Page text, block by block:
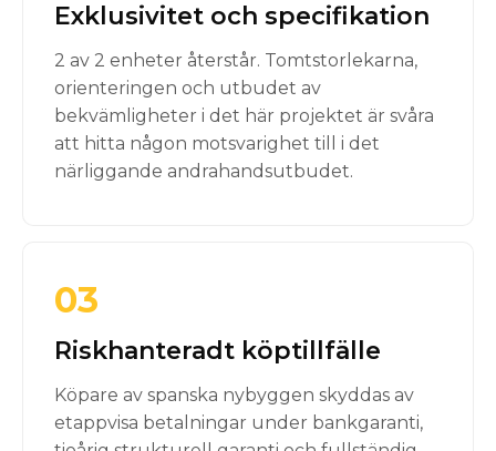
Exklusivitet och specifikation
2 av 2 enheter återstår. Tomtstorlekarna,
orienteringen och utbudet av
bekvämligheter i det här projektet är svåra
att hitta någon motsvarighet till i det
närliggande andrahandsutbudet.
03
Riskhanteradt köptillfälle
Köpare av spanska nybyggen skyddas av
etappvisa betalningar under bankgaranti,